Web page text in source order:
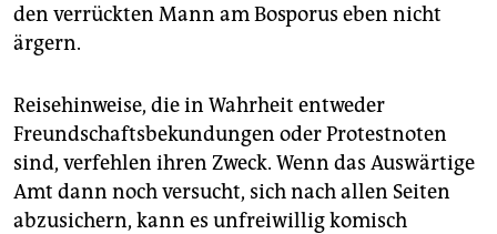
den verrückten Mann am Bosporus eben nicht
ärgern.
Reisehinweise, die in Wahrheit entweder
Freundschaftsbekundungen oder Protestnoten
sind, verfehlen ihren Zweck. Wenn das Auswärtige
Amt dann noch versucht, sich nach allen Seiten
abzusichern, kann es unfreiwillig komisch